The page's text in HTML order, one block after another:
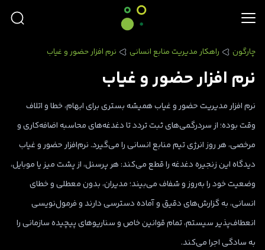
چارگون راهکار مدیریت منابع انسانی نرم افزار حضور و غیاب
نرم افزار حضور و غیاب
نرم افزار مدیریت حضور و غیاب همیشه بستری برای ابهام، خطا و اتلاف
وقت بوده؛ از سردرگمی‌های ثبت تردد تا دغدغه‌های محاسبه اضافه‌کاری و
مرخصی، هر روز انرژی تیم منابع انسانی را می‌گیرد. نرم‌افزار حضور و غیاب
دیدگاه این زنجیره دغدغه را قطع می‌کند: هر پرسنل، از پشت میز یا موبایل،
وضعیت خود را به‌روز و شفاف می‌بیند؛ مدیران، بدون معطلی و خطای
انسانی، به گزارش‌های دقیق و آماده دسترسی دارند و فرمول‌نویسی
انعطاف‌پذیر سیستم، تمام قوانین خاص و سناریوهای پیچیده سازمانی را
به سادگی اجرا می‌کند.